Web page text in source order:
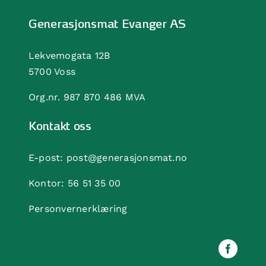
Generasjonsmat Evanger AS
Lekvemogata 12B
5700 Voss
Org.nr. 987 870 486 MVA
Kontakt oss
E-post: post@generasjonsmat.no
Kontor: 56 51 35 00
Personvernerklæring